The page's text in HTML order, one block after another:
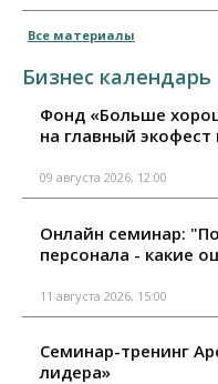
Все материалы
Бизнес календарь
Фонд «Больше
на главный экофест
09 августа 2026, 12:00
Онлайн семинар:
персонала - какие
11 августа 2026, 15:00
Семинар-тренинг
лидера»